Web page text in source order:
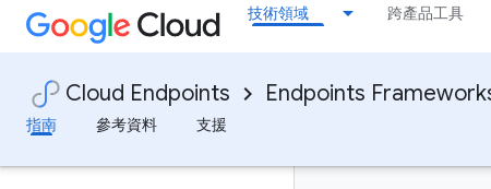
技術領域 跨產品工具
Cloud Endpoints Endpoints
指南
參考資料 支援